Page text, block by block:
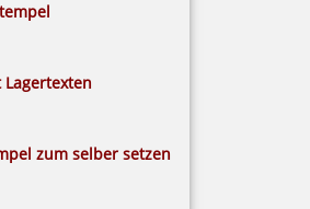
zum selber setzen